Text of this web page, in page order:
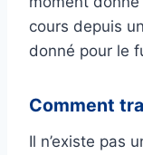
cours depuis
donné pour le
Comment
Il n’existe pas